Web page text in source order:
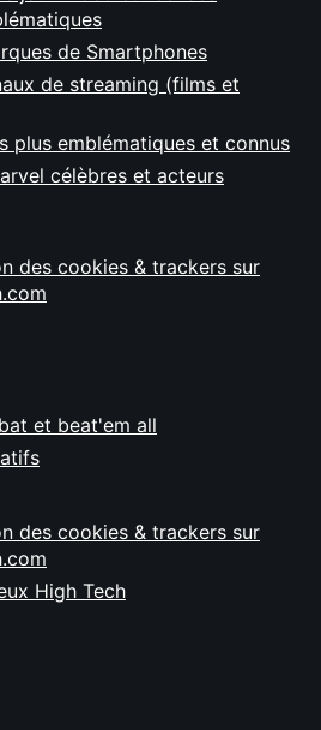
de Smartphones
de streaming (films et
plus emblématiques et connus
célèbres et acteurs
des cookies & trackers sur
et beat'em all
des cookies & trackers sur
High Tech